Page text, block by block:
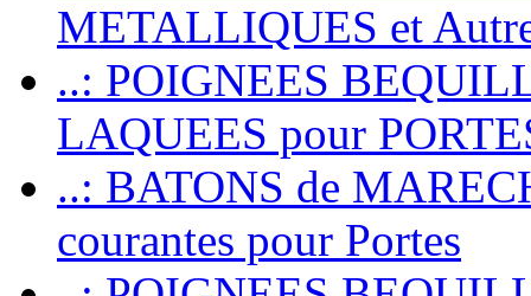
METALLIQUES et
..: POIGNEES
LAQUEES pour
..: BATONS de
courantes pour Portes